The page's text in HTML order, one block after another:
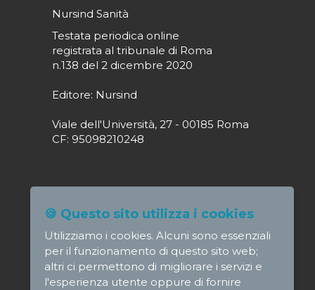
Nursind Sanità
Testata periodica online
registrata al tribunale di Roma
n.138 del 2 dicembre 2020
Editore: Nursind
Viale dell'Università, 27 - 00185 Roma
CF: 95098210248
Direttore responsabile: Paola Alagia
direttore@nursindsanita.it
Redazione: redazione@nursindsanita.it
🍪 Questo sito utilizza i cookies
Utilizziamo i cookies. Alcuni sono essenziali
per il funzionamento di questo sito web;
altri ci permettono di migliorare i servizi e
l'esperienza utente oppure di fornire